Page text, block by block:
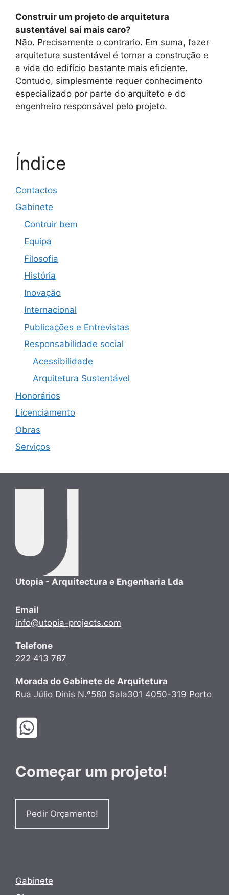
Construir um projeto de arquitetura
sustentável sai mais caro?
Não. Precisamente o contrario. Em suma, fazer
arquitetura sustentável é tornar a construção e
a vida do edifício bastante mais eficiente.
Contudo, simplesmente requer conhecimento
especializado por parte do arquiteto e do
engenheiro responsável pelo projeto.
Índice
Contactos
Gabinete
Contruir bem
Equipa
Filosofia
História
Inovação
Internacional
Publicações e Entrevistas
Responsabilidade social
Acessibilidade
Arquitetura Sustentável
Honorários
Licenciamento
Obras
Serviços
Utopia - Arquitectura e Engenharia Lda
Email
info@utopia-projects.com
Telefone
222 413 787
Morada do Gabinete de Arquitetura
Rua Júlio Dinis N.º580 Sala301 4050-319 Porto
Começar um projeto!
Pedir Orçamento!
Gabinete